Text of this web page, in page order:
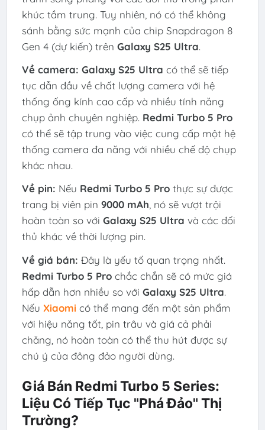
khúc tầm trung. Tuy nhiên, nó có thể không
sánh bằng sức mạnh của chip Snapdragon 8
Gen 4 (dự kiến) trên Galaxy S25 Ultra.
Về camera: Galaxy S25 Ultra có thể sẽ tiếp
tục dẫn đầu về chất lượng camera với hệ
thống ống kính cao cấp và nhiều tính năng
chụp ảnh chuyên nghiệp. Redmi Turbo 5 Pro
có thể sẽ tập trung vào việc cung cấp một hệ
thống camera đa năng với nhiều chế độ chụp
khác nhau.
Về pin: Nếu Redmi Turbo 5 Prothực sự được
trang bị viên pin 9000 mAh, nó sẽ vượt trội
hoàn toàn so với Galaxy S25 Ultra và các đối
thủ khác về thời lượng pin.
Về giá bán: Đây là yếu tố quan trọng nhất.
Redmi Turbo 5 Prochắc chắn sẽ có mức giá
hấp dẫn hơn nhiều so với Galaxy S25 Ultra.
Nếu Xiaomi có thể mang đến một sản phẩm
với hiệu năng tốt, pin trâu và giá cả phải
chăng, nó hoàn toàn có thể thu hút được sự
chú ý của đông đảo người dùng.
Giá Bán Redmi Turbo 5 Series:
Liệu Có Tiếp Tục "Phá Đảo" Thị
Trường?